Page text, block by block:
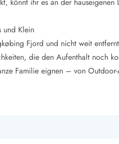
und Klein
Fjord und nicht weit
die den Aufenthalt noch
Familie eignen – von